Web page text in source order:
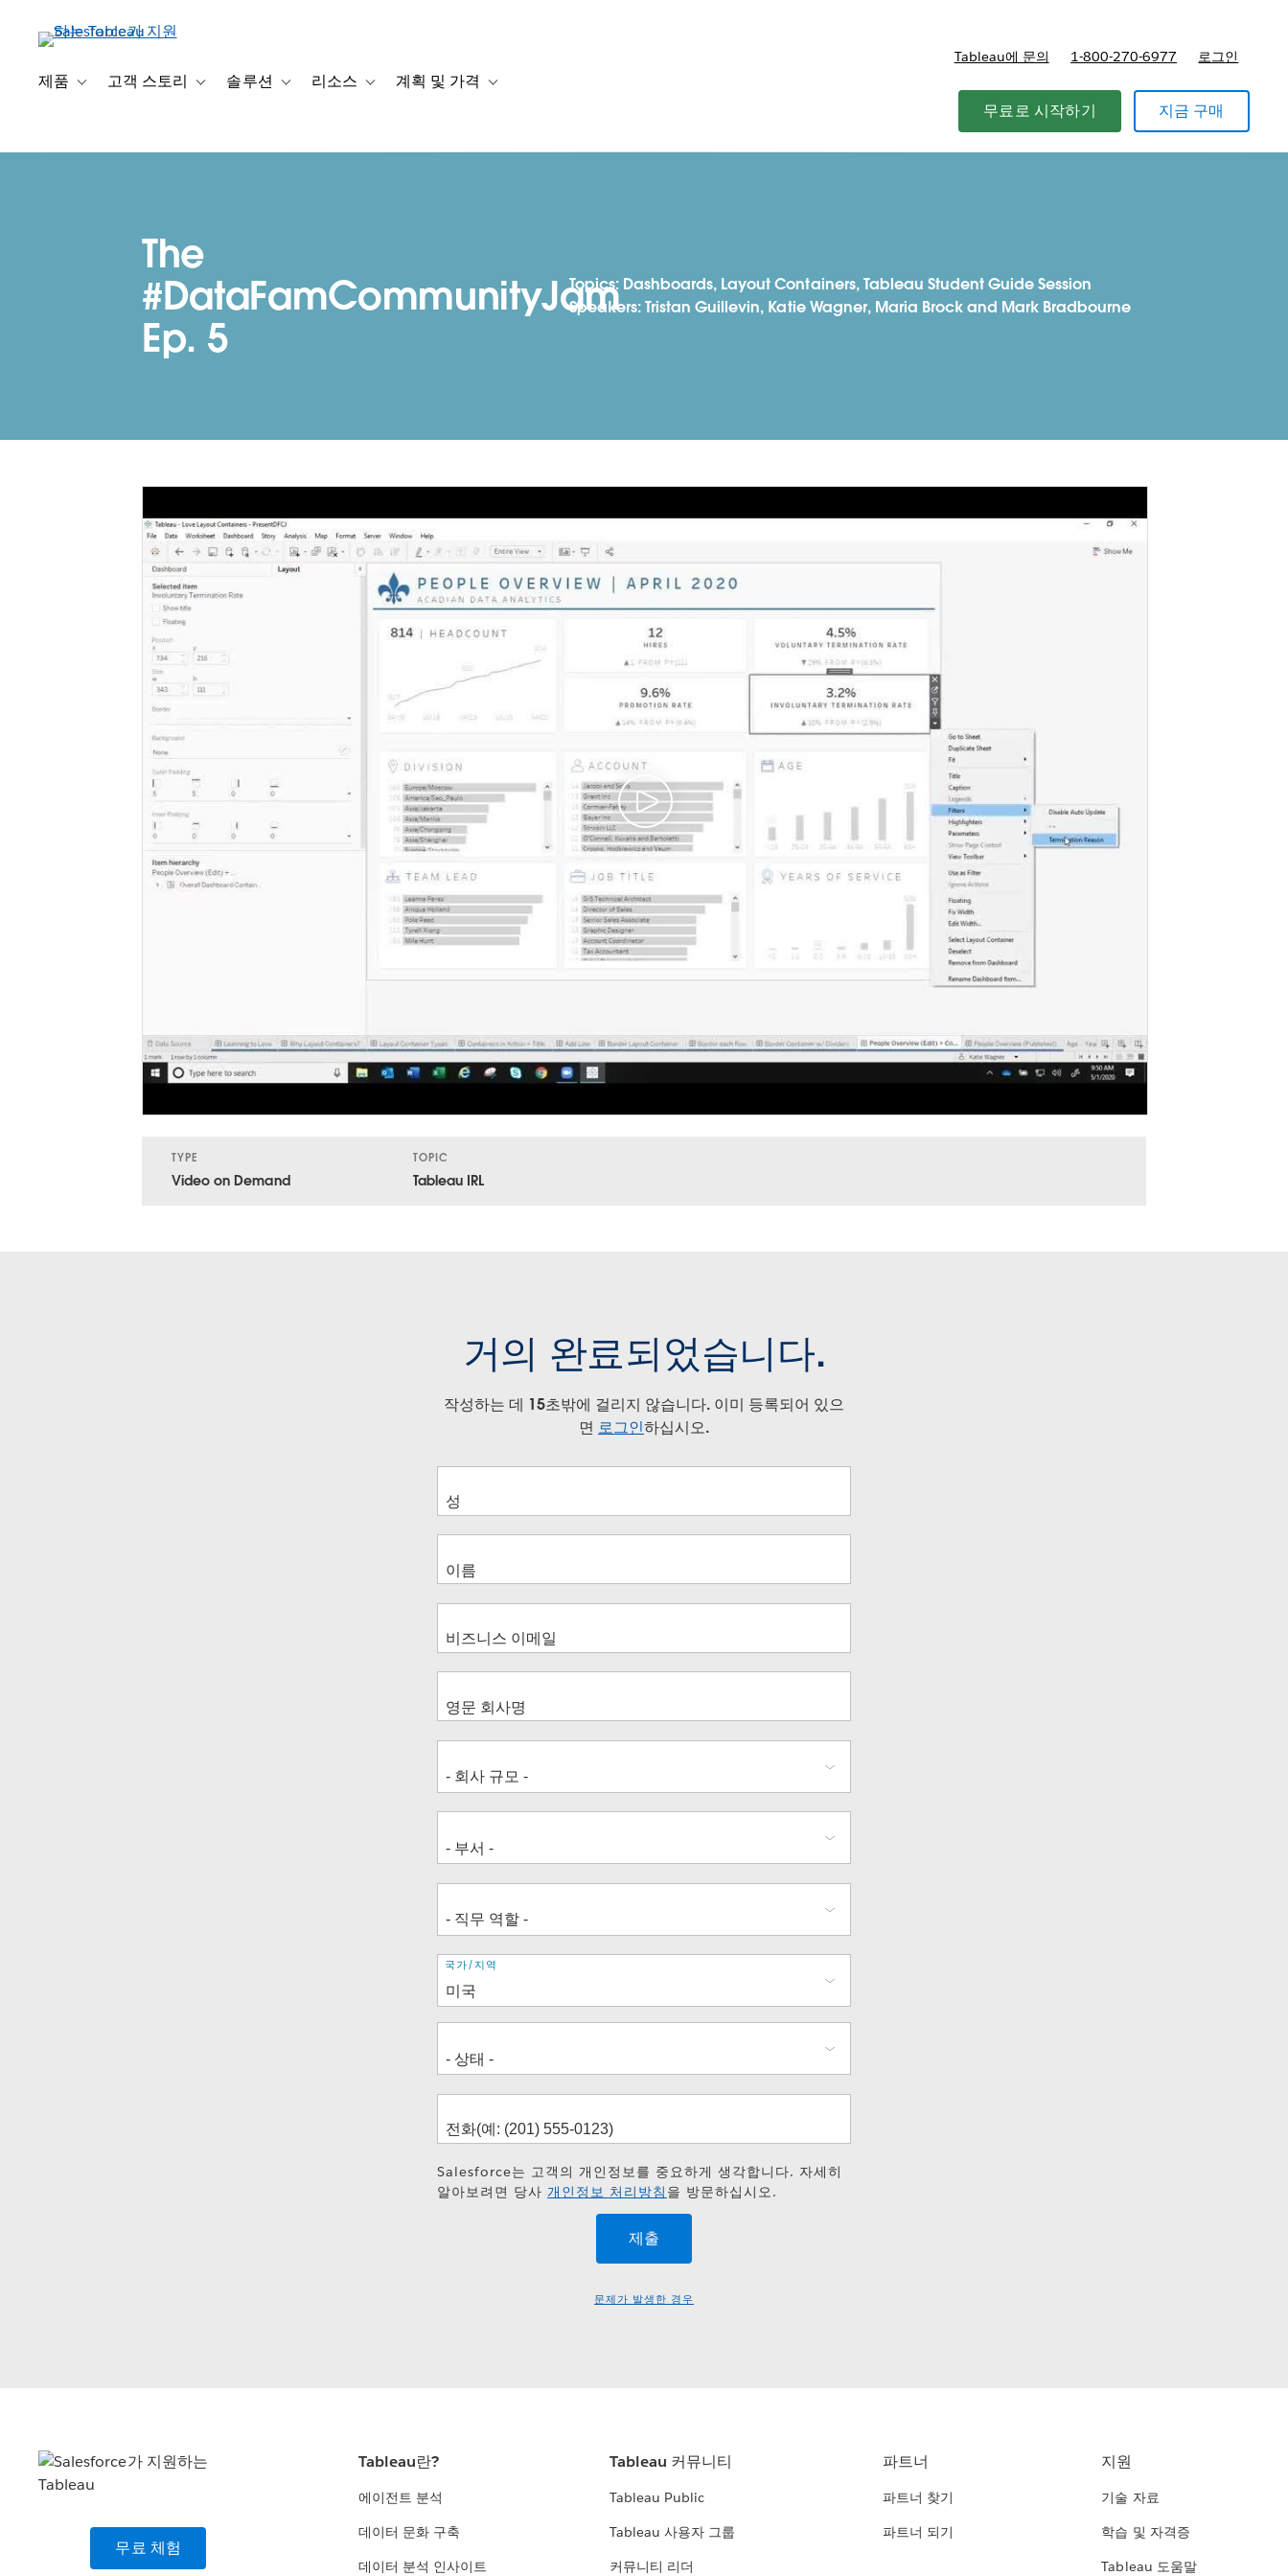
건
제품 Toggle sub-navigation for 제품
고객 스토리 Toggle sub-navigation for 고객 스토리
솔루션 Toggle sub-navigation for 솔루션
리소스 Toggle sub-navigation for 리소스
계획 및 가격 Toggle sub-navigation for 계획 및 가격
Tableau에 문의 1-800-270-6977 로그인
무료로 시작하기 지금 구매
The
#DataFamCommunityJam
Ep. 5
Topics: Dashboards, Layout Containers, Tableau Student Guide Session
Speakers: Tristan Guillevin, Katie Wagner, Maria Brock and Mark Bradbourne
TYPE
Video on Demand
TOPIC
Tableau IRL
거의 완료되었습니다.
작성하는 데 15초밖에 걸리지 않습니다. 이미 등록되어 있으
면 로그인하십시오.
주
소
국가/지역
Salesforce는 고객의 개인정보를 중요하게 생각합니다. 자세히
알아보려면 당사 개인정보 처리방침 을 방문하십시오.
문제가 발생한 경우
무료 체험
Tableau란?
에이전트 분석
데이터 문화 구축
데이터 분석 인사이트
Tableau 커뮤니티
Tableau Public
Tableau 사용자 그룹
커뮤니티 리더
파트너
파트너 찾기
파트너 되기
지원
기술 자료
학습 및 자격증
Tableau 도움말